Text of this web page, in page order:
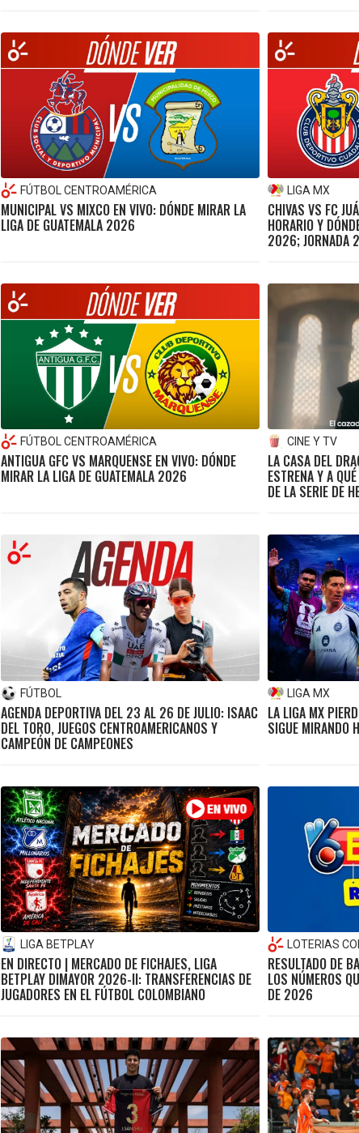
FÚTBOL CENTROAMÉRICA
MUNICIPAL VS MIXCO EN VIVO: DÓNDE MIRAR LA
LIGA DE GUATEMALA 2026
LIGA MX
CHIVAS VS FC
HORARIO Y
2026; JORNADA 2
FÚTBOL CENTROAMÉRICA
ANTIGUA GFC VS MARQUENSE EN VIVO: DÓNDE
MIRAR LA LIGA DE GUATEMALA 2026
CINE Y TV
LA CASA DEL
ESTRENA Y A
DE LA SERIE DE
FÚTBOL
AGENDA DEPORTIVA DEL 23 AL 26 DE JULIO: ISAAC
DEL TORO, JUEGOS CENTROAMERICANOS Y
CAMPEÓN DE CAMPEONES
LIGA MX
LA LIGA MX
SIGUE MIRANDO
LIGA BETPLAY
EN DIRECTO | MERCADO DE FICHAJES, LIGA
BETPLAY DIMAYOR 2026-II: TRANSFERENCIAS DE
JUGADORES EN EL FÚTBOL COLOMBIANO
LOTERIAS
RESULTADO DE
LOS NÚMEROS
DE 2026